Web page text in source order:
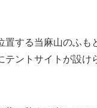
する当麻山のふも
テントサイトが設け